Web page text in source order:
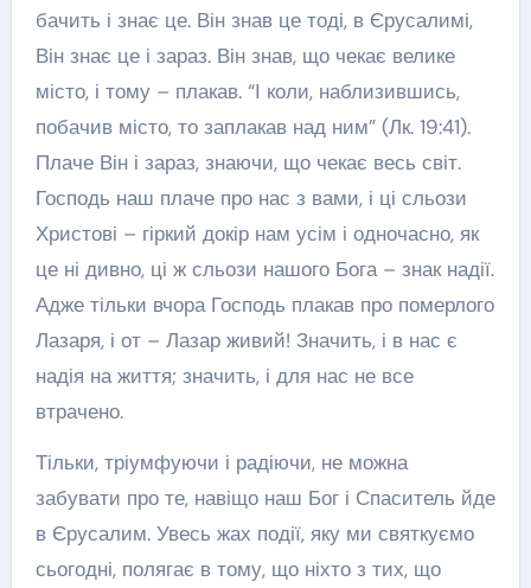
бачить і знає це. Він знав це тоді, в Єрусалимі,
Він знає це і зараз. Він знав, що чекає велике
місто, і тому – плакав. “І коли, наблизившись,
побачив місто, то заплакав над ним” (Лк. 19:41).
Плаче Він і зараз, знаючи, що чекає весь світ.
Господь наш плаче про нас з вами, і ці сльози
Христові – гіркий докір нам усім і одночасно, як
це ні дивно, ці ж сльози нашого Бога – знак надії.
Адже тільки вчора Господь плакав про померлого
Лазаря, і от – Лазар живий! Значить, і в нас є
надія на життя; значить, і для нас не все
втрачено.
Тільки, тріумфуючи і радіючи, не можна
забувати про те, навіщо наш Бог і Спаситель йде
в Єрусалим. Увесь жах події, яку ми святкуємо
сьогодні, полягає в тому, що ніхто з тих, що